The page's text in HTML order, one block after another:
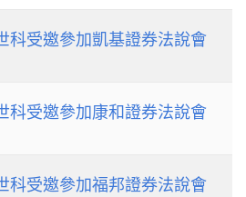
科受邀參加凱基證券法說會
科受邀參加康和證券法說會
科受邀參加福邦證券法說會